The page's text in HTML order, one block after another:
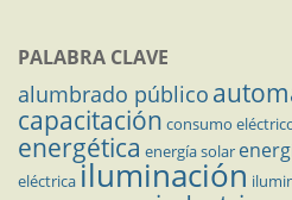
PALABRA CLAVE
alumbrado público
capacitación consumo
energética energía solar
eléctricailuminación